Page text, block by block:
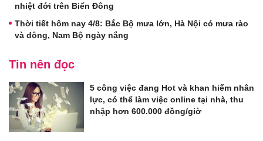
nhiệt đới trên Biển Đông
Thời tiết hôm nay 4/8: Bắc Bộ mưa lớn, Hà Nội có mưa rào
và dông, Nam Bộ ngày nắng
Tin nên đọc
5 công việc đang Hot và khan hiếm nhân
lực, có thể làm việc online tại nhà, thu
nhập hơn 600.000 đồng/giờ